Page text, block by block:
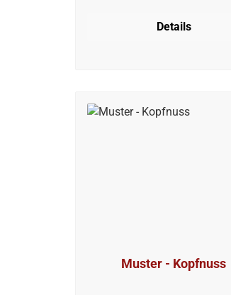
Details
Muster - Kopfnuss